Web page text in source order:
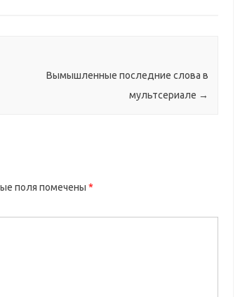
Вымышленные последние слова в
мультсериале →
поля помечены *